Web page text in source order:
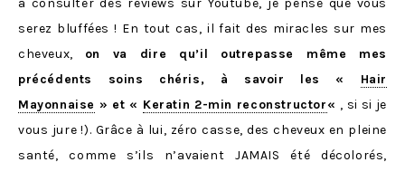
à consulter des reviews sur Youtube, je pense que vous
serez bluffées ! En tout cas, il fait des miracles sur mes
cheveux, on va dire qu’il outrepasse même mes
précédents soins chéris, à savoir les « Hair
Mayonnaise » et « Keratin 2-min reconstructor« , si si je
vous jure !). Grâce à lui, zéro casse, des cheveux en pleine
santé, comme s’ils n’avaient JAMAIS été décolorés,